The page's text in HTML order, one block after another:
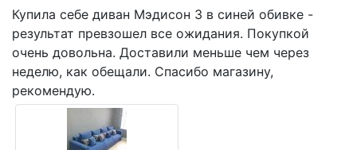
Купила себе диван Мэдисон 3 в синей обивке -
результат превзошел все ожидания. Покупкой
очень довольна. Доставили меньше чем через
неделю, как обещали. Спасибо магазину,
рекомендую.